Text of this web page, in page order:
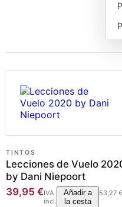
TINTOS
Lecciones de Vuelo
by Dani Niepoort
39,95 €IVA
incl.
53,27 €
Añadir a
la cesta